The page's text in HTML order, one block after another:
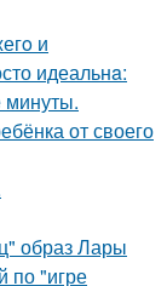
и
идеальнa:
минуты.
от своего
образ Лары
по "игре